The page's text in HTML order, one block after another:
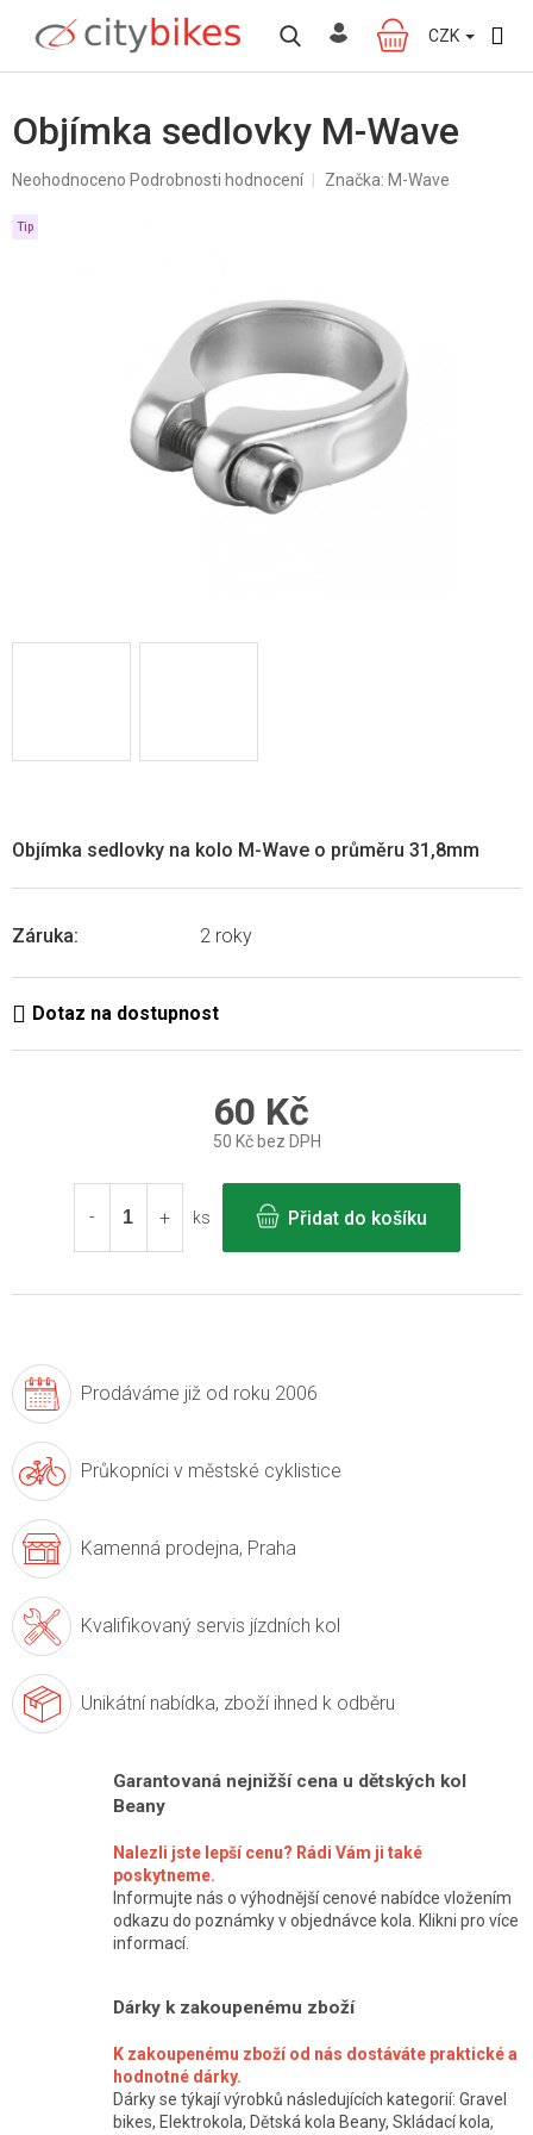
obsah
NÁKUPNÍ
KOŠÍK
CZK
Objímka sedlovky M-Wave
Průměrné
produktu
Neohodnoceno Podrobnosti hodnocení Značka: M-Wave
Tip
Záruka: 2 roky
Objímka sedlovky na kolo M-Wave o průměru 31,8mm
60 Kč
50 Kč bez DPH
cena:
ks
Přidat do košíku
Prodáváme již od roku 2006
Průkopníci v městské cyklistice
Kamenná prodejna, Praha
Kvalifikovaný servis jízdních kol
Unikátní nabídka, zboží ihned k odběru
Garantovaná nejnižší cena u dětských kol
Beany
Nalezli jste lepší cenu? Rádi Vám ji také
poskytneme.
Informujte nás o výhodnější cenové nabídce vložením
odkazu do poznámky v objednávce kola. Klikni pro více
informací.
Dárky k zakoupenému zboží
K zakoupenému zboží od nás dostáváte praktické a
hodnotné dárky.
Dárky se týkají výrobků následujících kategorií: Gravel
bikes, Elektrokola, Dětská kola Beany, Skládací kola,